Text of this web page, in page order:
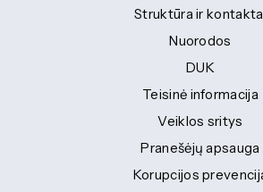
Struktūra ir
Nuorodos
DUK
Teisinė informacija
Veiklos sritys
Pranešėjų apsauga
Korupcijos